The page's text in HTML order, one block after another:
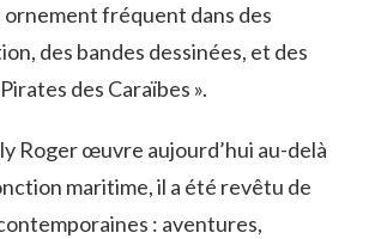
fréquent dans des
des bandes dessinées, et des
des Caraïbes ».
Roger œuvre aujourd’hui au-delà
maritime, il a été revêtu de
: aventures,